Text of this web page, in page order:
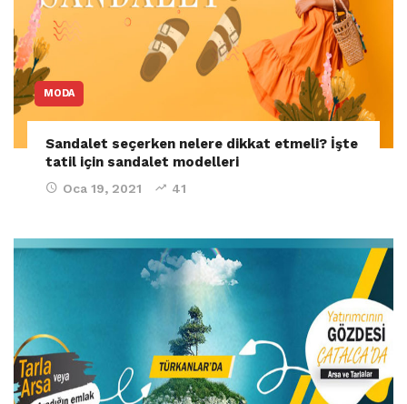
MODA
Sandalet seçerken nelere dikkat etmeli? İşte
tatil için sandalet modelleri
Oca 19, 2021 41